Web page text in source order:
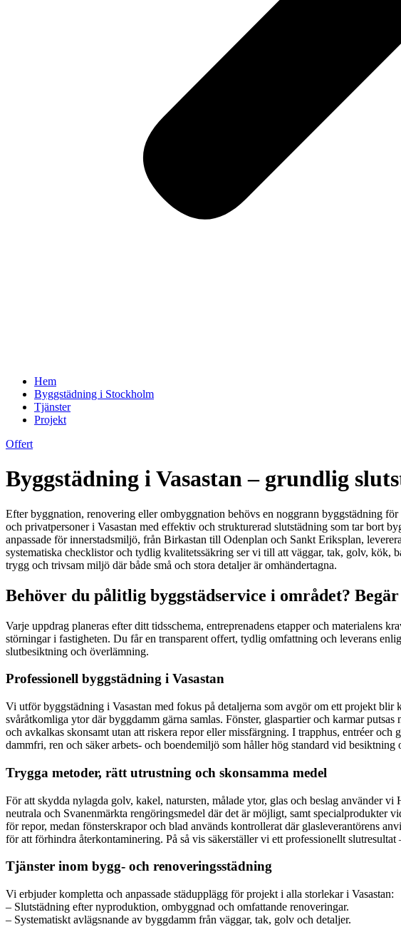
Hem
Byggstädning i Stockholm
Tjänster
Projekt
Offert
Byggstädning i Vasastan – grundlig
Efter byggnation, renovering eller ombyggnation behövs en noggrann byggstädning
och privatpersoner i Vasastan med effektiv och strukturerad slutstädning som tar bort
anpassade för innerstadsmiljö, från Birkastan till Odenplan och Sankt Eriksplan,
systematiska checklistor och tydlig kvalitetssäkring ser vi till att väggar, tak, golv, kök,
trygg och trivsam miljö där både små och stora detaljer är omhändertagna.
Behöver du pålitlig byggstädservice i området?
Varje uppdrag planeras efter ditt tidsschema, entreprenadens etapper och materialens
störningar i fastigheten. Du får en transparent offert, tydlig omfattning och leverans
slutbesiktning och överlämning.
Professionell byggstädning i Vasastan
Vi utför byggstädning i Vasastan med fokus på detaljerna som avgör om ett projekt
svåråtkomliga ytor där byggdamm gärna samlas. Fönster, glaspartier och karmar
och avkalkas skonsamt utan att riskera repor eller missfärgning. I trapphus, entréer
dammfri, ren och säker arbets- och boendemiljö som håller hög standard vid
Trygga metoder, rätt utrustning och skonsamma medel
För att skydda nylagda golv, kakel, natursten, målade ytor, glas och beslag använder
neutrala och Svanenmärkta rengöringsmedel där det är möjligt, samt
för repor, medan fönsterskrapor och blad används kontrollerat där glasleverantörens
för att förhindra återkontaminering. På så vis säkerställer vi ett professionellt
Tjänster inom bygg- och renoveringsstädning
Vi erbjuder kompletta och anpassade städupplägg för projekt i alla storlekar i Vasastan:
– Slutstädning efter nyproduktion, ombyggnad och omfattande renoveringar.
– Systematiskt avlägsnande av byggdamm från väggar, tak, golv och detaljer.